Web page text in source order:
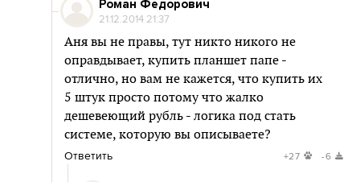
Роман Федорович
21.12.2014 21:37
Аня вы не правы, тут никто никого не
оправдывает, купить планшет папе -
отлично, но вам не кажется, что купить их
5 штук просто потому что жалко
дешевеющий рубль - логика под стать
системе, которую вы описываете?
Ответить +27 -6